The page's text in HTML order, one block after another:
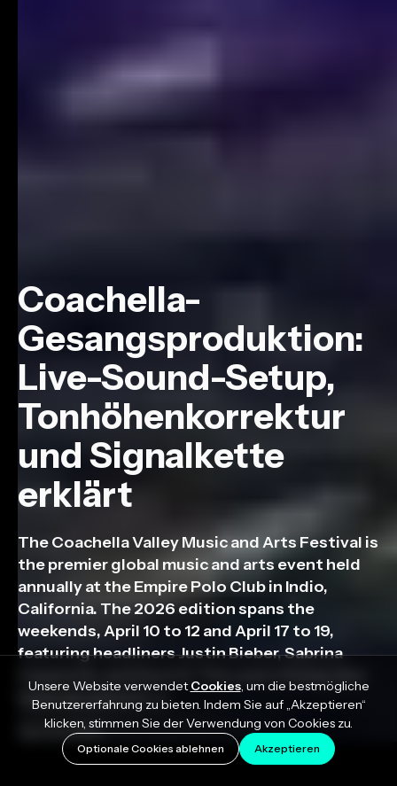
Coachella-
Gesangsproduktion:
Live-Sound-Setup,
Tonhöhenkorrektur
und Signalkette
erklärt
The Coachella Valley Music and Arts Festival is
the premier global music and arts event held
annually at the Empire Polo Club in Indio,
California. The 2026 edition spans the
weekends, April 10 to 12 and April 17 to 19,
featuring headliners Justin Bieber, Sabrina
features artists […]
April 9, 2026
Unsere Website verwendetCookies, um die bestmögliche
Benutzererfahrung zu bieten. Indem Sie auf „Akzeptieren“
klicken, stimmen Sie der Verwendung von Cookies zu.
Optionale Cookies ablehnen Akzeptieren